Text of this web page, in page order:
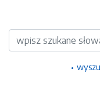
Wyszukiwarka